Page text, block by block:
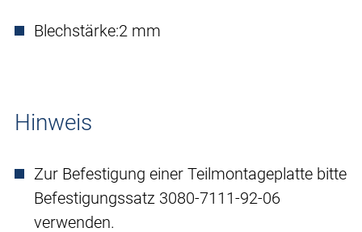
Blechstärke:2 mm
Hinweis
Zur Befestigung einer Teilmontageplatte bitte
Befestigungssatz 3080-7111-92-06
verwenden.